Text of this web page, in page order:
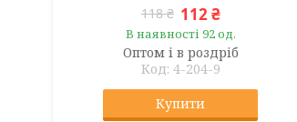
118 ₴ 112 ₴
В наявності 92 од.
Оптом і в роздріб
4-204-9
Купити